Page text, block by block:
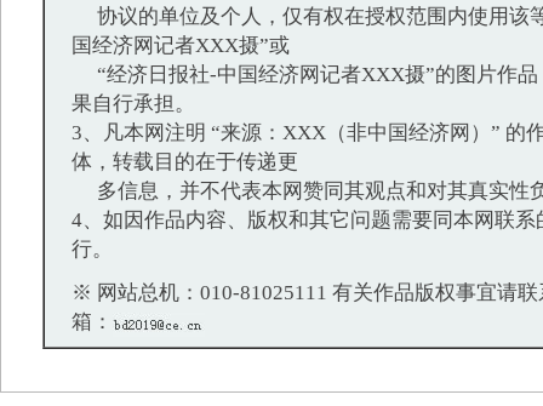
协议的单位及个人，仅有权在授权范围内使用该
国经济网记者XXX摄”或
“经济日报社-中国经济网记者XXX摄”的图片作品
果自行承担。
3、凡本网注明 “来源：XXX（非中国经济网）” 的
体，转载目的在于传递更
多信息，并不代表本网赞同其观点和对其真实性
4、如因作品内容、版权和其它问题需要同本网联系
行。
※ 网站总机：010-81025111 有关作品版权事宜请联
箱：